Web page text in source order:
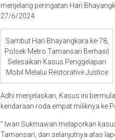
menjelang peringatan Hari
27/6/2024.
Sambut Hari Bhayangkara ke-78,
Polsek Metro Tamansari Berhasil
Selesaikan Kasus Penggelapan
Mobil Melalui Restorative Justice
Adhi menjelaskan, Kasus ini
kendaraan roda empat miliknya ke
” Iwan Sukmawan melaporkan
Tamansari, dan selanjutnya atas